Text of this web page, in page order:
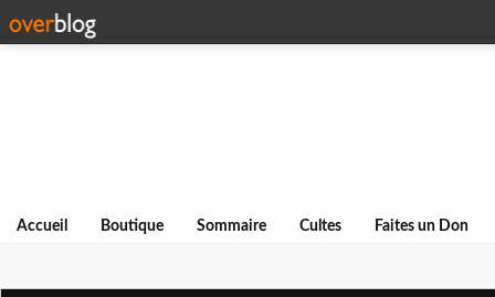
Accueil Boutique Sommaire Cultes Faites un Don